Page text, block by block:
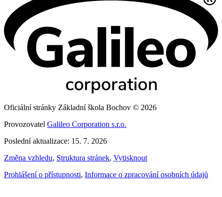
Oficiální stránky Základní škola Bochov © 2026
Provozovatel Galileo Corporation s.r.o.
Poslední aktualizace: 15. 7. 2026
Změna vzhledu, Struktura stránek, Vytisknout
Prohlášení o přístupnosti, Informace o zpracování osobních údajů